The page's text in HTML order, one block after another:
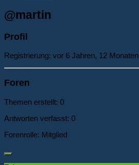
@martin
Profil
Registrierung: vor 6 Jahren, 12 Monaten
Foren
Themen erstellt: 0
Antworten verfasst: 0
Forenrolle: Mitglied